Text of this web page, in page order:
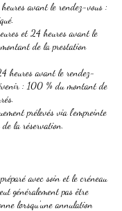
avant le rendez-vous :
et 24 heures avant le
de la prestation
heures avant le rendez-
: 100 % du montant de
prélevés via l'empreinte
la réservation.
avec soin et le créneau
généralement pas être
lorsqu'une annulation